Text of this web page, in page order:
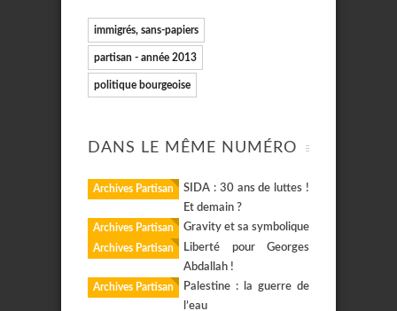
immigrés, sans-papiers
partisan - année 2013
politique bourgeoise
DANS LE MÊME NUMÉRO
Archives Partisan
SIDA : 30 ans de luttes !
Et demain ?
Archives Partisan Gravity et sa symbolique
Archives Partisan
Liberté pour Georges
Abdallah !
Archives Partisan
Palestine : la guerre de
l’eau